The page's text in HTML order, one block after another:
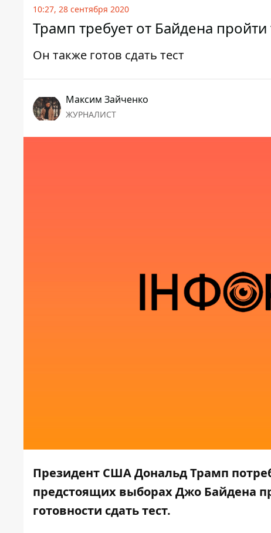
10:27, 28 сентября 2020
Трамп требует от Байдена
Он также готов сдать тест
Максим Зайченко
ЖУРНАЛИСТ
Президент США Дональд Трамп
предстоящих выборах Джо Байдена
готовности сдать тест.